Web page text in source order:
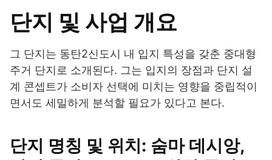
단지 및 사업 개요
그 단지는 동탄2신도시 내 입지 특성을 갖춘 중대형
주거 단지로 소개된다. 그는 입지의 장점과 단지 설
계 콘셉트가 소비자 선택에 미치는 영향을 중립적이
면서도 세밀하게 분석할 필요가 있다고 본다.
단지 명칭 및 위치: 숨마 데시앙,